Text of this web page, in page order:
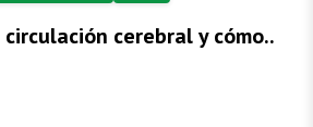
cerebral y cómo..